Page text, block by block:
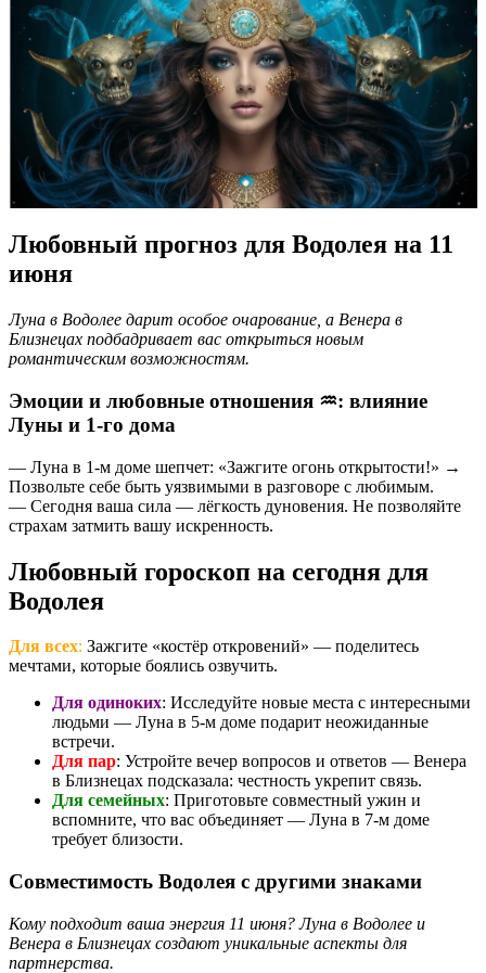
Любовный прогноз для Водолея на 11
июня
Луна в Водолее дарит особое очарование, а Венера в
Близнецах подбадривает вас открыться новым
романтическим возможностям.
Эмоции и любовные отношения ♒️: влияние
Луны и 1-го дома
— Луна в 1-м доме шепчет: «Зажгите огонь открытости!» →
Позвольте себе быть уязвимыми в разговоре с любимым.
— Сегодня ваша сила — лёгкость дуновения. Не позволяйте
страхам затмить вашу искренность.
Любовный гороскоп на сегодня для
Водолея
Для всех: Зажгите «костёр откровений» — поделитесь
мечтами, которые боялись озвучить.
Для одиноких: Исследуйте новые места с интересными
людьми — Луна в 5-м доме подарит неожиданные
встречи.
Для пар: Устройте вечер вопросов и ответов — Венера
в Близнецах подсказала: честность укрепит связь.
Для семейных: Приготовьте совместный ужин и
вспомните, что вас объединяет — Луна в 7-м доме
требует близости.
Совместимость Водолея с другими знаками
Кому подходит ваша энергия 11 июня? Луна в Водолее и
Венера в Близнецах создают уникальные аспекты для
партнерства.